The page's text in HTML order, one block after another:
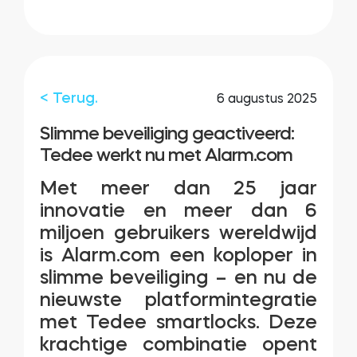
Accessoires
Tedee Bridge
Door Sensor
< Terug. 6 augustus 2025
Slimme beveiliging geactiveerd:
Tedee werkt nu met Alarm.com
Met meer dan 25 jaar
innovatie en meer dan 6
miljoen gebruikers wereldwijd
is Alarm.com een koploper in
slimme beveiliging – en nu de
nieuwste platformintegratie
met Tedee smartlocks. Deze
krachtige combinatie opent